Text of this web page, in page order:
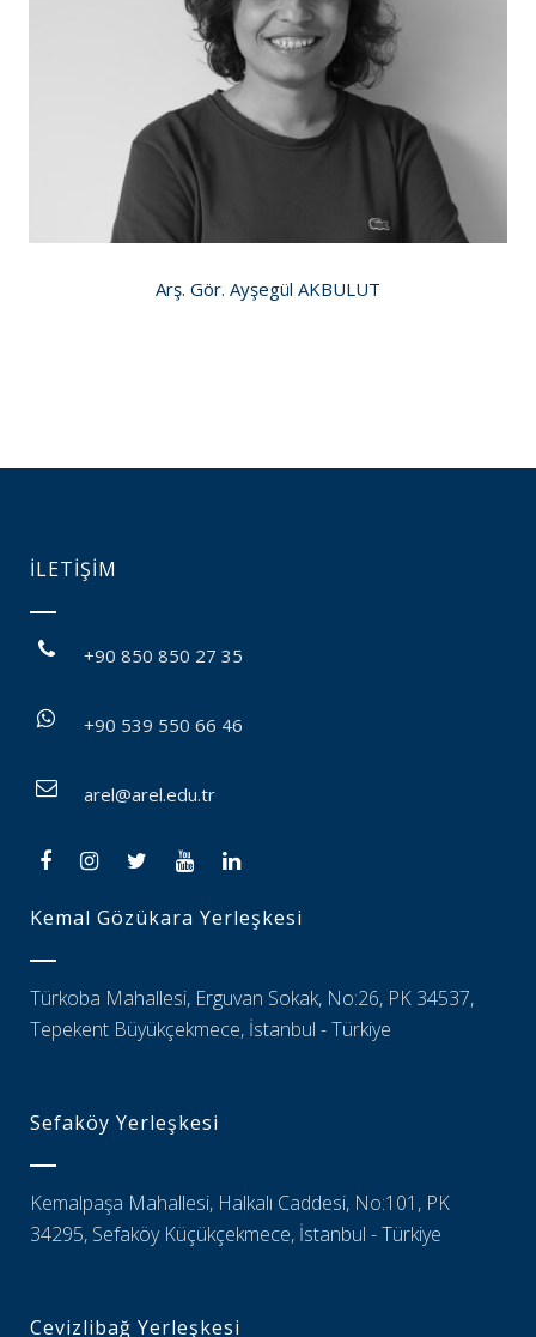
Arş. Gör. Ayşegül AKBULUT
İLETİŞİM
+90 850 850 27 35
+90 539 550 66 46
arel@arel.edu.tr
Kemal Gözükara Yerleşkesi
Türkoba Mahallesi, Erguvan Sokak, No:26, PK 34537,
Tepekent Büyükçekmece, İstanbul - Türkiye
Sefaköy Yerleşkesi
Kemalpaşa Mahallesi, Halkalı Caddesi, No:101, PK
34295, Sefaköy Küçükçekmece, İstanbul - Türkiye
Cevizlibağ Yerleşkesi